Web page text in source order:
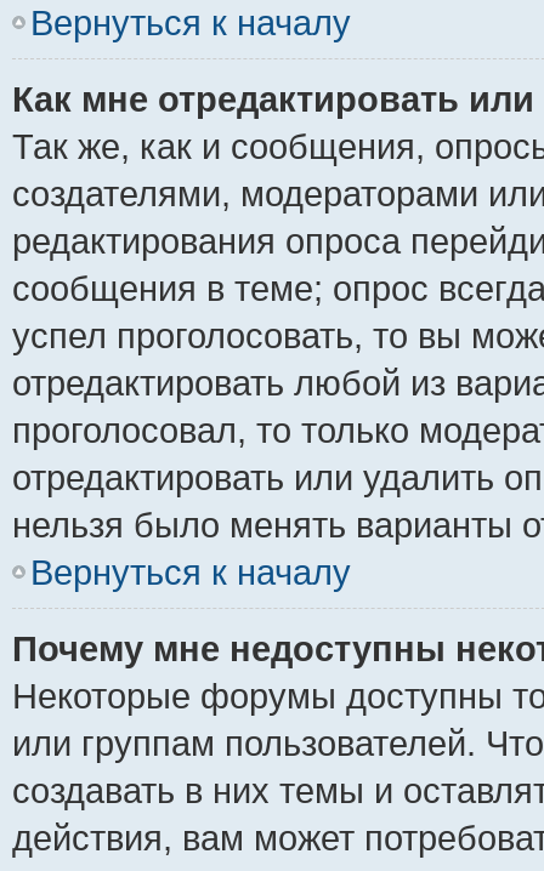
Вернуться к началу
Как мне отредактировать
Так же, как и сообщения,
создателями, модераторами
редактирования опроса
сообщения в теме; опрос
успел проголосовать, то вы
отредактировать любой из
проголосовал, то только
отредактировать или удалить
нельзя было менять варианты
Вернуться к началу
Почему мне недоступны
Некоторые форумы доступны
или группам пользователей.
создавать в них темы и
действия, вам может